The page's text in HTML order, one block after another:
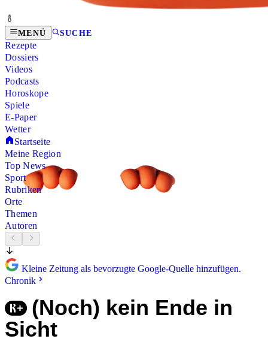
MENÜ SUCHE
Rezepte
Dossiers
Videos
Podcasts
Horoskope
Spiele
E-Paper
Wetter
Startseite
Meine Region
Top News
Sport
Rubriken
Orte
Themen
Autoren
Kleine Zeitung als bevorzugte Google-Quelle hinzufügen.
Chronik
(Noch) kein Ende in
Sicht